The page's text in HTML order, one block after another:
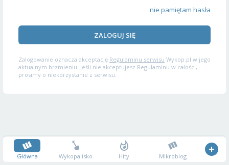
nie pamiętam hasła
ZALOGUJ SIĘ
Zalogowanie oznacza akceptację Regulaminu serwisu Wykop.pl w jego
aktualnym brzmieniu. Jeśli nie akceptujesz Regulaminu w całości,
prosimy o niekorzystanie z serwisu.
Główna Wykopalisko Hity Mikroblog